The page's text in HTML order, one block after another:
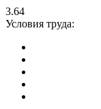
3.64
Условия труда: